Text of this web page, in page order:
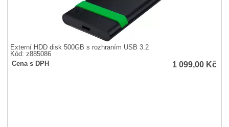
Externí HDD disk 500GB s rozhraním USB 3.2
Kód: z885086
Cena s DPH
1 099,00 Kč